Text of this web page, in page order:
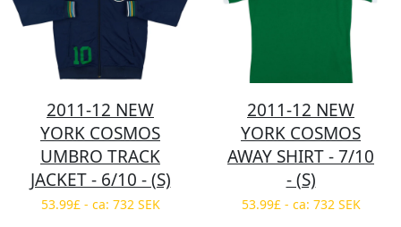
2011-12 NEW
YORK COSMOS
UMBRO TRACK
JACKET - 6/10 - (S)
53.99£ - ca: 732 SEK
2011-12 NEW
YORK COSMOS
AWAY SHIRT - 7/10
- (S)
53.99£ - ca: 732 SEK